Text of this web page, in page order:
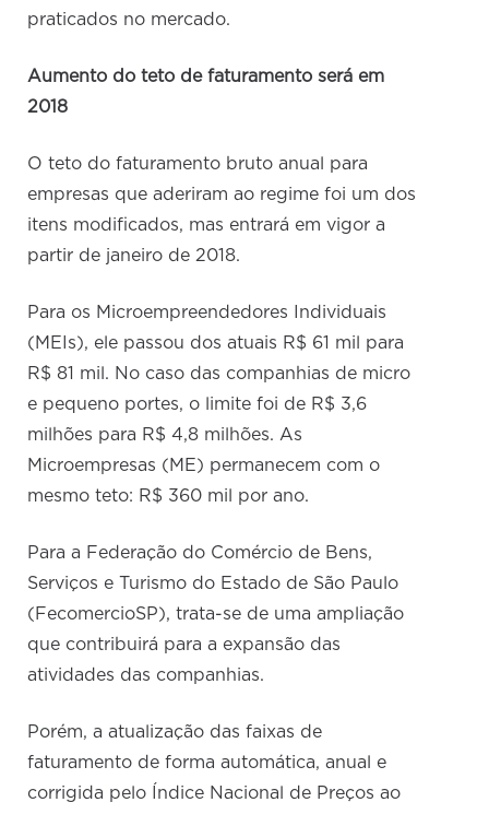
praticados no mercado.
Aumento do teto de faturamento será em
2018
O teto do faturamento bruto anual para
empresas que aderiram ao regime foi um dos
itens modificados, mas entrará em vigor a
partir de janeiro de 2018.
Para os Microempreendedores Individuais
(MEIs), ele passou dos atuais R$ 61 mil para
R$ 81 mil. No caso das companhias de micro
e pequeno portes, o limite foi de R$ 3,6
milhões para R$ 4,8 milhões. As
Microempresas (ME) permanecem com o
mesmo teto: R$ 360 mil por ano.
Para a Federação do Comércio de Bens,
Serviços e Turismo do Estado de São Paulo
(FecomercioSP), trata-se de uma ampliação
que contribuirá para a expansão das
atividades das companhias.
Porém, a atualização das faixas de
faturamento de forma automática, anual e
corrigida pelo Índice Nacional de Preços ao